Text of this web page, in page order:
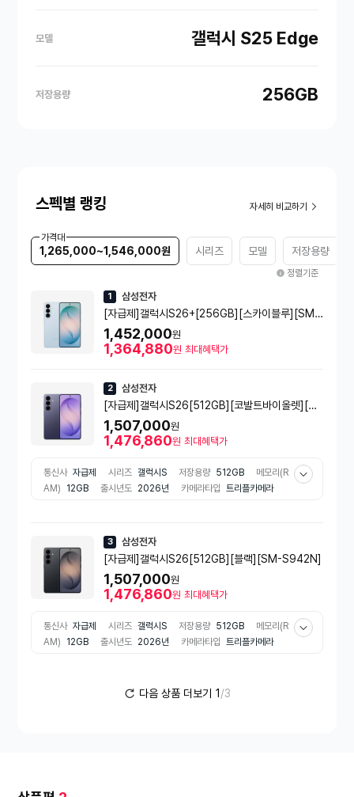
모델 갤럭시 S25 Edge
저장용량 256GB
스펙별 랭킹 자세히 비교하기
가격대
1,265,000~1,546,000원 시리즈 모델 저장용량
정렬기준
1 삼성전자
[자급제]갤럭시S26+[256GB][스카이블루][SM-
S947N]
1,452,000원
1,364,880원 최대혜택가
2 삼성전자
[자급제]갤럭시S26[512GB][코발트바이올렛][S
M-S942N]
1,507,000원
1,476,860원 최대혜택가
통신사 자급제 시리즈 갤럭시S 저장용량 512GB
메모리(R
AM)
12GB 출시년도 2026년 카메라타입 트리플카메라
디스플레이 타입
전면카메라 화소
12MP 후면카메라 화소 50MP
3 삼성전자
[자급제]갤럭시S26[512GB][블랙][SM-S942N]
1,507,000원
1,476,860원 최대혜택가
통신사 자급제 시리즈 갤럭시S 저장용량 512GB
메모리(R
AM)
12GB 출시년도 2026년 카메라타입 트리플카메라
디스플레이 타입 펀치홀 부가기능
다음 상품 더보기 1 /3